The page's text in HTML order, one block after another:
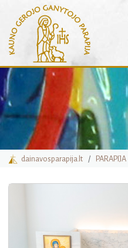
dainavosparapija.lt PARAPIJA